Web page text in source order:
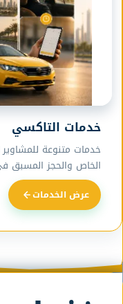
خدمات التاكسي
خدمات متنوعة للمشاوير
الخاص والحجز المسبق
عرض الخدمات